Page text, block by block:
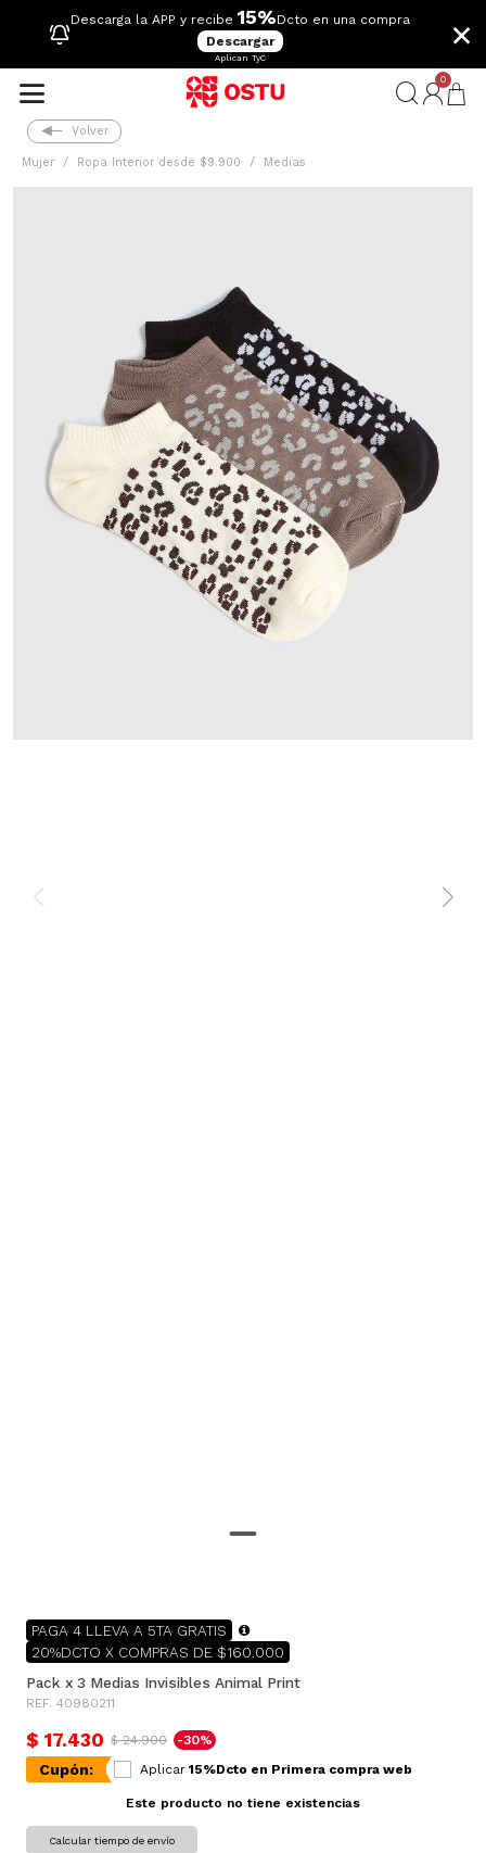
Descarga la APP y recibe 15%Dcto en una compra
Descargar
Aplican TyC
×
0
Volver
Mujer Ropa Interior desde $9.900 Medias
PAGA 4 LLEVA A 5TA GRATIS
20%DCTO X COMPRAS DE $160.000
Pack x 3 Medias Invisibles Animal Print
REF. 40980211
$ 17.430 $ 24.900 -30%
Cupón: Aplicar 15%Dcto en Primera compra web
Este producto no tiene existencias
Calcular tiempo de envío